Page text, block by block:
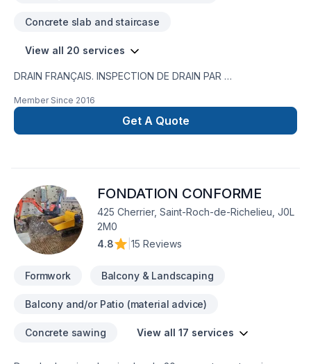
Concrete slab and staircase
View all 20 services
DRAIN FRANÇAIS. INSPECTION DE DRAIN PAR
FONDATION,MEMBRANE ÉLASTOMÈRE,MEMBRANE
DELTA,MARGELLE,CHEMINÉE DE NETTOYAGE,DRAIN
SANITAIRE,LIGNE A EAU NOUVEAU SERVICE EN 2023 ;
CONSTRUCTION ,FOSSÉ,DÉMOLITION PISCINE CREUSER ET
MAISON,.TERRASSEMENT ,PAVÉ UNI,
Member Since 2016
Get A Quote
FONDATION CONFORME
425 Cherrier, Saint-Roch-de-Richelieu, J0L
2M0
4.8
15 Reviews
Formwork Balcony & Landscaping
Balcony and/or Patio (material advice)
Concrete sawing View all 17 services